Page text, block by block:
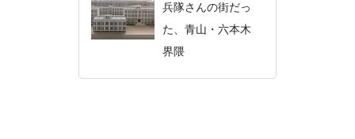
兵隊さんの街だっ
た、青山・六本木
界隈